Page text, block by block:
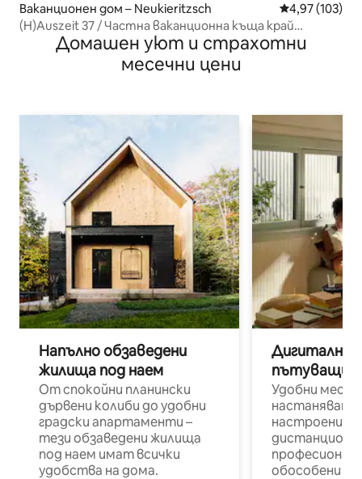
Ваканционен дом – Neukieritzsch Средна
4,97 (103)
(H)Auszeit 37 / Частна ваканционна къща край
езеротоДомашен уют и страхотни
месечни цени
Напълно обзаведени
жилища под наем
От спокойни планински
дървени колиби до удобни
градски апартаменти –
тези обзаведени жилища
под наем имат всички
удобства на дома.
Дигитални
пътуващи
Удобни
настаняване
настроени и
обособени